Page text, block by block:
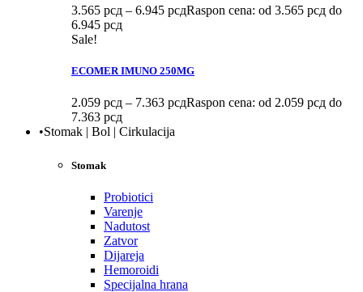
3.565 рсд – 6.945 рсдRaspon cena: od 3.565 рсд do
6.945 рсд
Sale!
ECOMER IMUNO 250MG
2.059 рсд – 7.363 рсдRaspon cena: od 2.059 рсд do
7.363 рсд
•Stomak | Bol | Cirkulacija
Stomak
Probiotici
Varenje
Nadutost
Zatvor
Dijareja
Hemoroidi
Specijalna hrana